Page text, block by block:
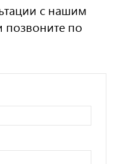
с нашим
позвоните по